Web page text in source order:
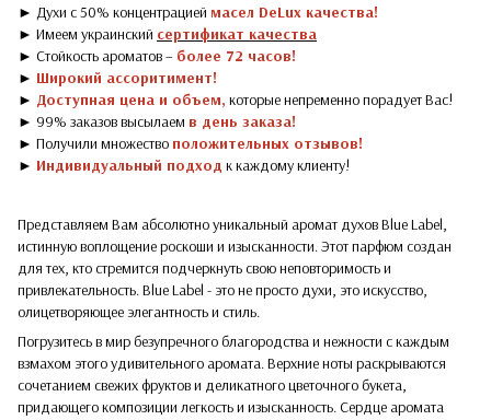
► Духи с 50% концентрацией масел DeLux качества!
► Имеем украинский сертификат качества
► Стойкость ароматов – более 72 часов!
► Широкий ассоритимент!
► Доступная цена и объем, которые непременно порадует Вас!
► 99% заказов высылаем в день заказа!
► Получили множество положительных отзывов!
► Индивидуальный подход к каждому клиенту!
Представляем Вам абсолютно уникальный аромат духов Blue Label,
истинную воплощение роскоши и изысканности. Этот парфюм создан
для тех, кто стремится подчеркнуть свою неповторимость и
привлекательность. Blue Label - это не просто духи, это искусство,
олицетворяющее элегантность и стиль.
Погрузитесь в мир безупречного благородства и нежности с каждым
взмахом этого удивительного аромата. Верхние ноты раскрываются
сочетанием свежих фруктов и деликатного цветочного букета,
придающего композиции легкость и изысканность. Сердце аромата